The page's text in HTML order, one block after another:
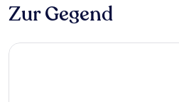
Zur Gegend